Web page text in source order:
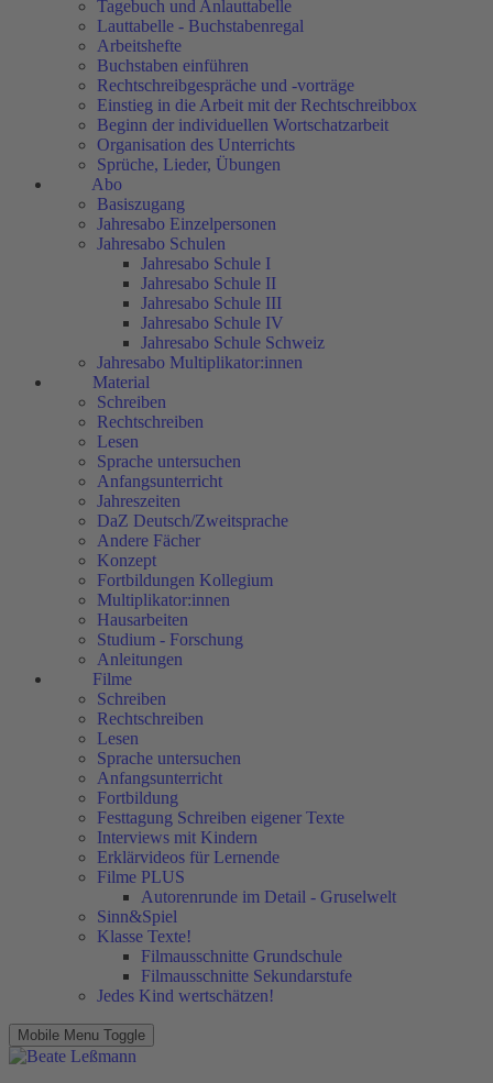
Tagebuch und Anlauttabelle
Lauttabelle - Buchstabenregal
Arbeitshefte
Buchstaben einführen
Rechtschreibgespräche und -vorträge
Einstieg in die Arbeit mit der Rechtschreibbox
Beginn der individuellen Wortschatzarbeit
Organisation des Unterrichts
Sprüche, Lieder, Übungen
Abo
Basiszugang
Jahresabo Einzelpersonen
Jahresabo Schulen
Jahresabo Schule I
Jahresabo Schule II
Jahresabo Schule III
Jahresabo Schule IV
Jahresabo Schule Schweiz
Jahresabo Multiplikator:innen
Material
Schreiben
Rechtschreiben
Lesen
Sprache untersuchen
Anfangsunterricht
Jahreszeiten
DaZ Deutsch/Zweitsprache
Andere Fächer
Konzept
Fortbildungen Kollegium
Multiplikator:innen
Hausarbeiten
Studium - Forschung
Anleitungen
Filme
Schreiben
Rechtschreiben
Lesen
Sprache untersuchen
Anfangsunterricht
Fortbildung
Festtagung Schreiben eigener Texte
Interviews mit Kindern
Erklärvideos für Lernende
Filme PLUS
Autorenrunde im Detail - Gruselwelt
Sinn&Spiel
Klasse Texte!
Filmausschnitte Grundschule
Filmausschnitte Sekundarstufe
Jedes Kind wertschätzen!
Mobile Menu Toggle